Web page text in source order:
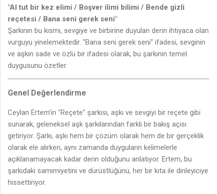
"Al tut bir kez elimi / Boşver ilimi bilimi / Bende gizli
reçetesi / Bana seni gerek seni"
Şarkının bu kısmı, sevgiye ve birbirine duyulan derin ihtiyaca olan
vurguyu yinelemektedir. "Bana seni gerek seni" ifadesi, sevginin
ve aşkın sade ve özlü bir ifadesi olarak, bu şarkının temel
duygusunu özetler.
Genel Değerlendirme
Ceylan Ertem’in "Reçete" şarkısı, aşkı ve sevgiyi bir reçete gibi
sunarak, geleneksel aşk şarkılarından farklı bir bakış açısı
getiriyor. Şarkı, aşkı hem bir çözüm olarak hem de bir gerçeklik
olarak ele alırken, aynı zamanda duyguların kelimelerle
açıklanamayacak kadar derin olduğunu anlatıyor. Ertem, bu
şarkıdaki samimiyetini ve dürüstlüğünü, her bir kıta ile dinleyiciye
hissettiriyor.
♬